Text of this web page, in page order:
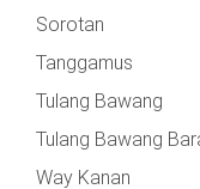
Sorotan
Tanggamus
Tulang Bawang
Tulang Bawang
Way Kanan